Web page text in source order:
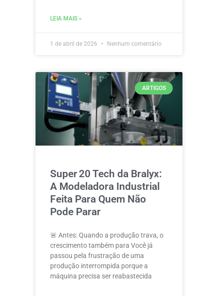
LEIA MAIS »
1 de abril de 2026 Nenhum comentário
ARTIGOS
Super 20 Tech da Bralyx:
A Modeladora Industrial
Feita Para Quem Não
Pode Parar
🚨 Antes: Quando a produção trava, o
crescimento também para Você já
passou pela frustração de uma
produção interrompida porque a
máquina precisa ser reabastecida